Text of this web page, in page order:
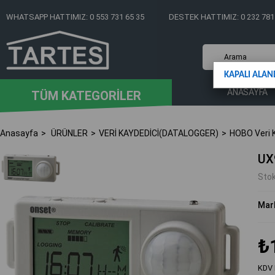
WHATSAPP HATTIMIZ: 0 553 731 65 35 DESTEK HATTIMIZ: 0 232
TÜM KATEGORİLER ANASAYFA
Anasayfa ÜRÜNLER VERİ KAYDEDİCİ(DATALOGGER) HOBO Veri
KDV
KAPALI